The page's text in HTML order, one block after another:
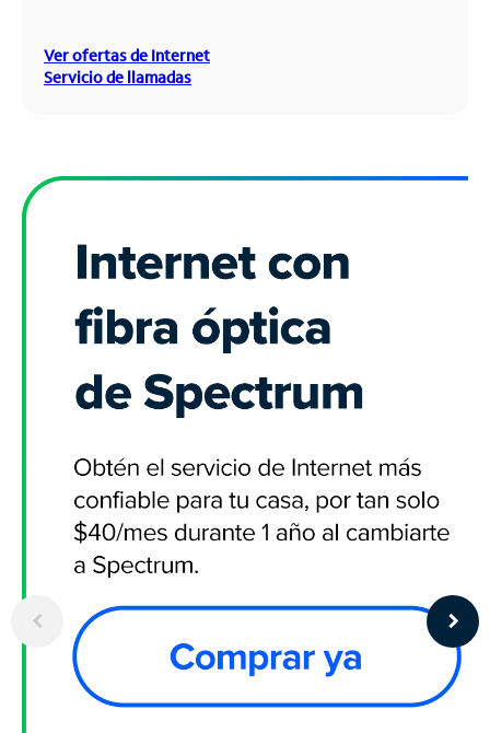
Ver ofertas de Internet
Servicio de llamadas